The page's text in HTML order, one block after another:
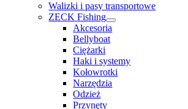
Walizki i pasy transportowe
ZECK Fishing
Akcesoria
Bellyboat
Ciężarki
Haki i systemy
Kołowrotki
Narzędzia
Odzież
Przynęty